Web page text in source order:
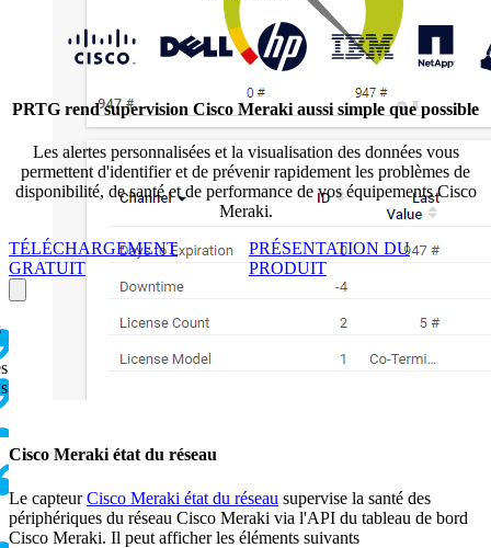
Cisco Meraki état du réseau
Le capteurCisco Meraki état du réseau supervise la santé des
périphériques du réseau Cisco Meraki via l'API du tableau de bord
Cisco Meraki. Il peut afficher les éléments suivants
PRTG rend supervision Cisco Meraki aussi simple que possible
Les alertes personnalisées et la visualisation des données vous
permettent d'identifier et de prévenir rapidement les problèmes de
disponibilité, de santé et de performance de vos équipements Cisco
Meraki.
TÉLÉCHARGEMENT
GRATUIT
PRÉSENTATION DU
PRODUIT